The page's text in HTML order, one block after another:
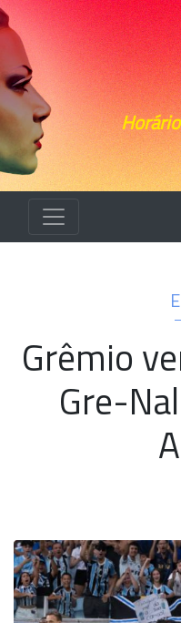
Grêmio
Gre-